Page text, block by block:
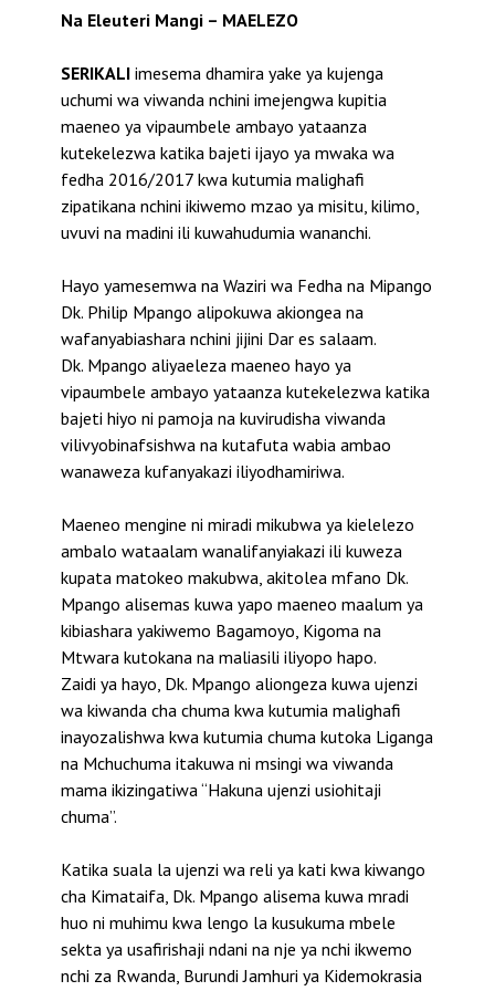
Na Eleuteri Mangi – MAELEZO
SERIKALI imesema dhamira yake ya kujenga
uchumi wa viwanda nchini imejengwa kupitia
maeneo ya vipaumbele ambayo yataanza
kutekelezwa katika bajeti ijayo ya mwaka wa
fedha 2016/2017 kwa kutumia malighafi
zipatikana nchini ikiwemo mzao ya misitu, kilimo,
uvuvi na madini ili kuwahudumia wananchi.
Hayo yamesemwa na Waziri wa Fedha na Mipango
Dk. Philip Mpango alipokuwa akiongea na
wafanyabiashara nchini jijini Dar es salaam.
Dk. Mpango aliyaeleza maeneo hayo ya
vipaumbele ambayo yataanza kutekelezwa katika
bajeti hiyo ni pamoja na kuvirudisha viwanda
vilivyobinafsishwa na kutafuta wabia ambao
wanaweza kufanyakazi iliyodhamiriwa.
Maeneo mengine ni miradi mikubwa ya kielelezo
ambalo wataalam wanalifanyiakazi ili kuweza
kupata matokeo makubwa, akitolea mfano Dk.
Mpango alisemas kuwa yapo maeneo maalum ya
kibiashara yakiwemo Bagamoyo, Kigoma na
Mtwara kutokana na maliasili iliyopo hapo.
Zaidi ya hayo, Dk. Mpango aliongeza kuwa ujenzi
wa kiwanda cha chuma kwa kutumia malighafi
inayozalishwa kwa kutumia chuma kutoka Liganga
na Mchuchuma itakuwa ni msingi wa viwanda
mama ikizingatiwa “Hakuna ujenzi usiohitaji
chuma”.
Katika suala la ujenzi wa reli ya kati kwa kiwango
cha Kimataifa, Dk. Mpango alisema kuwa mradi
huo ni muhimu kwa lengo la kusukuma mbele
sekta ya usafirishaji ndani na nje ya nchi ikwemo
nchi za Rwanda, Burundi Jamhuri ya Kidemokrasia